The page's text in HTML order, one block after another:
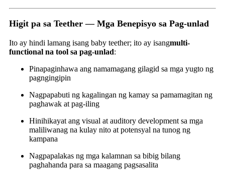
Higit pa sa Teether — Mga Benepisyo sa Pag-unlad
Ito ay hindi lamang isang baby teether; ito ay isangmulti-
functional na tool sa pag-unlad:
Pinapaginhawa ang namamagang gilagid sa mga yugto ng
pagngingipin
Nagpapabuti ng kagalingan ng kamay sa pamamagitan ng
paghawak at pag-iling
Hinihikayat ang visual at auditory development sa mga
maliliwanag na kulay nito at potensyal na tunog ng
kampana
Nagpapalakas ng mga kalamnan sa bibig bilang
paghahanda para sa maagang pagsasalita